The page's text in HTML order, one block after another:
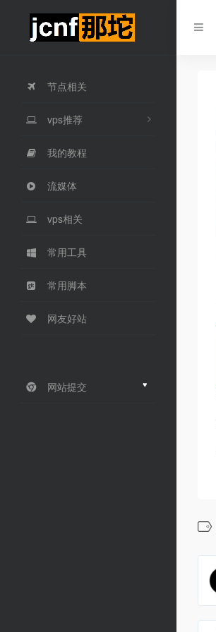
节点相关
vps推荐
我的教程
流媒体
vps相关
常用工具
常用脚本
网友好站
网站提交 ♥